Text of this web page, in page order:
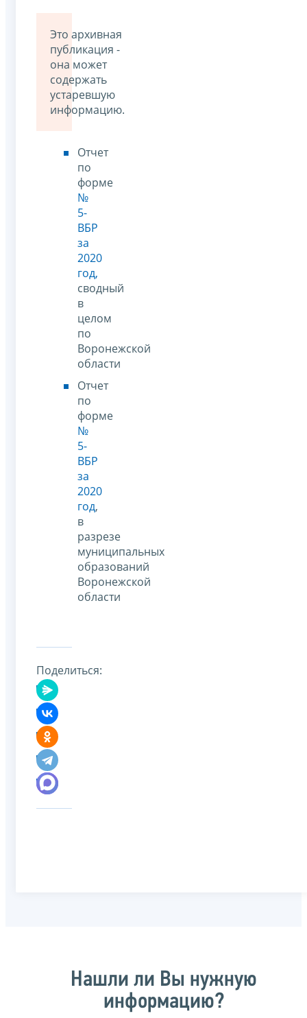
Это архивная
публикация -
она может
содержать
устаревшую
информацию.
Отчет
по
форме
№
5-
ВБР
за
2020
год,
сводный
в
целом
по
Воронежской
области
Отчет
по
форме
№
5-
ВБР
за
2020
год,
в
разрезе
муниципальных
образований
Воронежской
области
Поделиться:
Нашли ли Вы нужную
информацию?